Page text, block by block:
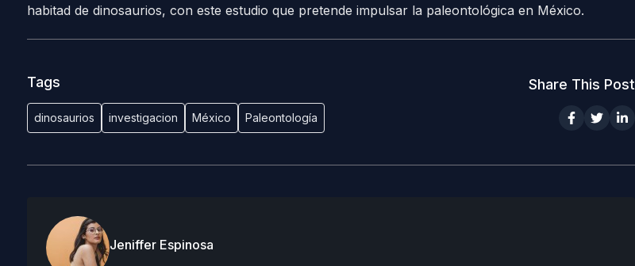
habitad de dinosaurios, con este estudio que pretende impulsar la paleontológica en México.
Tags
dinosaurios investigacion México Paleontología
Share This Post
Jeniffer Espinosa